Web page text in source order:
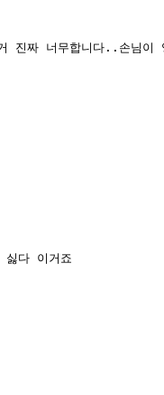
진짜 너무합니다..손님이
다 이거죠